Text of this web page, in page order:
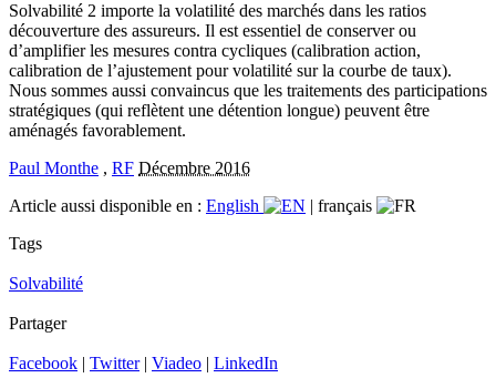
Solvabilité 2 importe la volatilité des marchés dans les ratios
découverture des assureurs. Il est essentiel de conserver ou
d’amplifier les mesures contra cycliques (calibration action,
calibration de l’ajustement pour volatilité sur la courbe de taux).
Nous sommes aussi convaincus que les traitements des participations
stratégiques (qui reflètent une détention longue) peuvent être
aménagés favorablement.
Paul Monthe , RF Décembre 2016
Article aussi disponible en : English | français
Tags
Solvabilité
Partager
Facebook | Twitter| Viadeo | LinkedIn